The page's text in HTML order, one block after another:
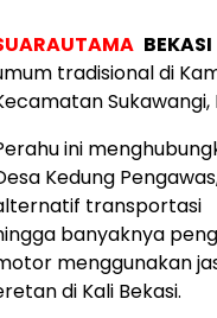
BEKASI
tradisional di
Sukawangi,
ini
Kedung
transportasi
banyaknya
menggunakan
di Kali Bekasi.